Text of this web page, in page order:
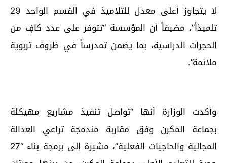
لا يتجاوز أعلى معدل للتلاميذ في القسم الواحد 29
تلميذاً”، مضيفاً أن المؤسسة “تتوفر على عدد كافٍ من
الحجرات الدراسية، بما يضمن تمدرساً في ظروف تربوية
ملائمة”.
وأكدت الوزارة أنها “تواصل تنفيذ مشاريع مهيكلة
بجماعة المكرن وفق مقاربة مندمجة تراعي العدالة
المجالية والحاجيات الفعلية”، مشيرة إلى برمجة بناء “27